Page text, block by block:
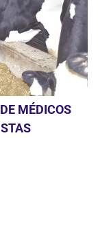
MÉDICOS